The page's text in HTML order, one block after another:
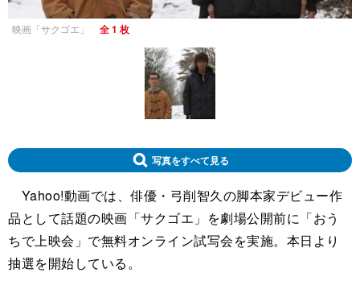
映画「サクゴエ」 全 1 枚
写真をすべて見る
Yahoo!動画では、俳優・弓削智久の脚本家デビュー作
品として話題の映画「サクゴエ」を劇場公開前に「おう
ちで上映会」で無料オンライン試写会を実施。本日より
抽選を開始している。